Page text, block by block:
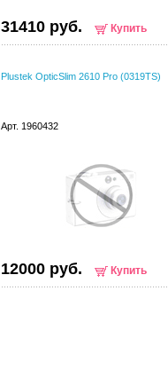
31410 руб. Купить
Plustek OpticSlim 2610 Pro (0319TS)
Арт. 1960432
12000 руб. Купить